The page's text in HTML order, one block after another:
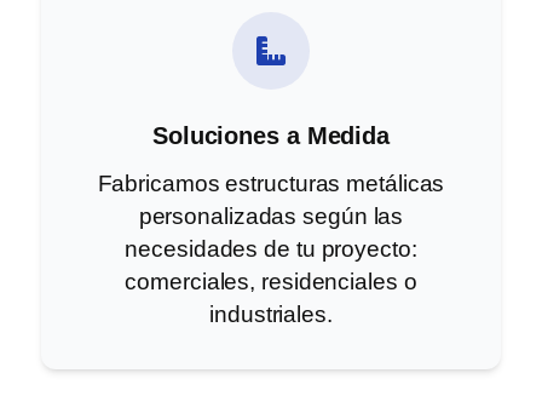
Soluciones a Medida
Fabricamos estructuras metálicas
personalizadas según las
necesidades de tu proyecto:
comerciales, residenciales o
industriales.